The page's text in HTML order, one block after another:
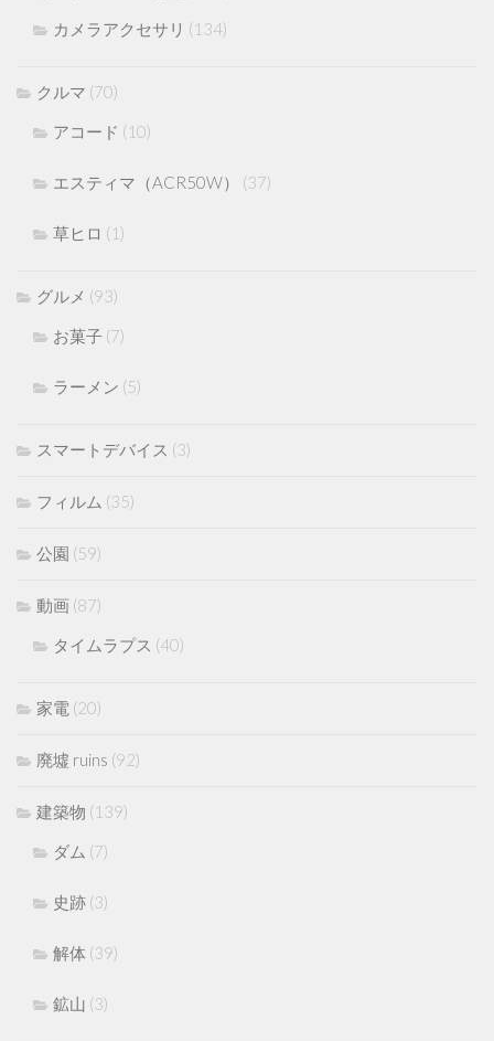
カメラアクセサリ (134)
クルマ (70)
アコード (10)
エスティマ（ACR50W） (37)
草ヒロ (1)
グルメ (93)
お菓子 (7)
ラーメン (5)
スマートデバイス (3)
フィルム (35)
公園 (59)
動画 (87)
タイムラプス (40)
家電 (20)
廃墟 ruins (92)
建築物 (139)
ダム (7)
史跡 (3)
解体 (39)
鉱山 (3)